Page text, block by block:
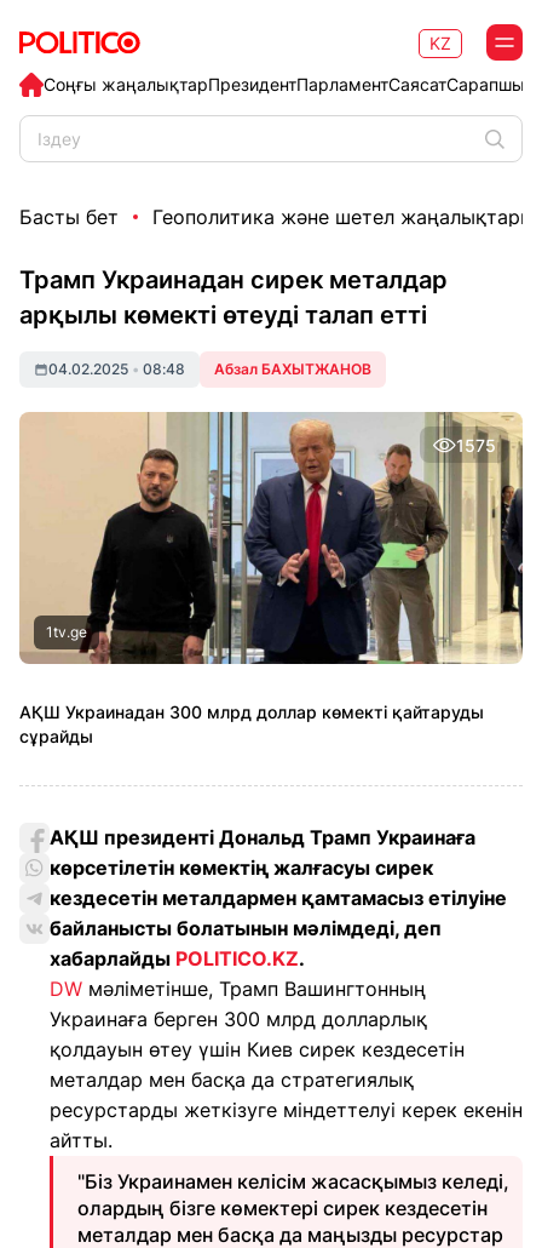
Соңғы жаңалықтарПрезидентПарламентСаясат
KZ
Басты бет Геополитика және шетел жаңалықтары
Трамп Украинадан сирек металдар
арқылы көмекті өтеуді талап етті
04.02.2025 • 08:48 Абзал БАХЫТЖАНОВ
1575
1tv.ge
АҚШ Украинадан 300 млрд доллар көмекті қайтаруды
сұрайды
АҚШ президенті Дональд Трамп Украинаға
көрсетілетін көмектің жалғасуы сирек
кездесетін металдармен қамтамасыз етілуіне
байланысты болатынын мәлімдеді, деп
хабарлайды POLITICO.KZ.
DW мәліметінше, Трамп Вашингтонның
Украинаға берген 300 млрд долларлық
қолдауын өтеу үшін Киев сирек кездесетін
металдар мен басқа да стратегиялық
ресурстарды жеткізуге міндеттелуі керек екенін
айтты.
"Біз Украинамен келісім жасасқымыз келеді,
олардың бізге көмектері сирек кездесетін
металдар мен басқа да маңызды ресурстар